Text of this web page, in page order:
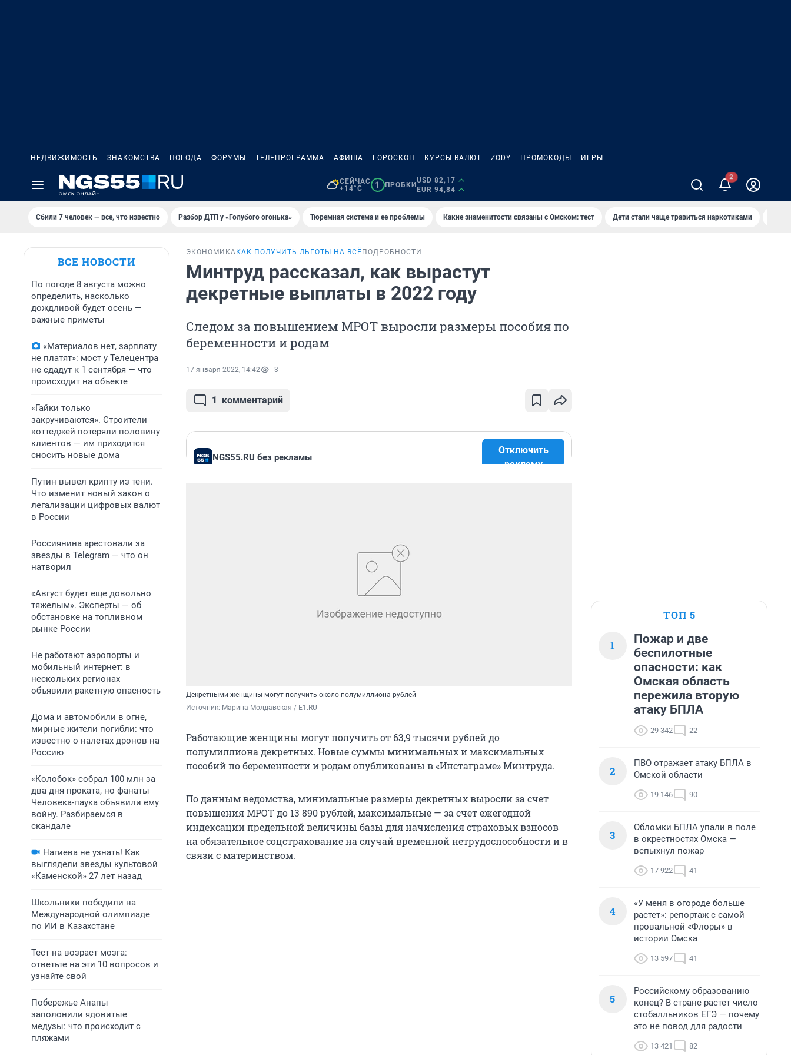
НЕДВИЖИМОСТЬ ЗНАКОМСТВА ПОГОДА ФОРУМЫ ТЕЛЕПРОГРАММА АФИША ГОРОСКОП КУРСЫ ВАЛЮТ ZODY ПРОМОКОДЫ ИГРЫ
СЕЙЧАС
+14°C
1 ПРОБКИ
USD 82,17
EUR 94,84
2
Сбили 7 человек — все, что известно Разбор ДТП у «Голубого огонька» Тюремная система и ее проблемы Какие знаменитости связаны с Омском: тест Дети стали чаще травиться наркотиками
ВСЕ НОВОСТИ
По погоде 8 августа можно
определить, насколько
дождливой будет осень —
важные приметы
«Материалов нет, зарплату
не платят»: мост у Телецентра
не сдадут к 1 сентября — что
происходит на объекте
«Гайки только
закручиваются». Строители
коттеджей потеряли половину
клиентов — им приходится
сносить новые дома
Путин вывел крипту из тени.
Что изменит новый закон о
легализации цифровых валют
в России
Россиянина арестовали за
звезды в Telegram — что он
натворил
«Август будет еще довольно
тяжелым». Эксперты — об
обстановке на топливном
рынке России
Не работают аэропорты и
мобильный интернет: в
нескольких регионах
объявили ракетную опасность
Дома и автомобили в огне,
мирные жители погибли: что
известно о налетах дронов на
Россию
«Колобок» собрал 100 млн за
два дня проката, но фанаты
Человека-паука объявили ему
войну. Разбираемся в
скандале
Нагиева не узнать! Как
выглядели звезды культовой
«Каменской» 27 лет назад
Школьники победили на
Международной олимпиаде
по ИИ в Казахстане
Тест на возраст мозга:
ответьте на эти 10 вопросов и
узнайте свой
Побережье Анапы
заполонили ядовитые
медузы: что происходит с
пляжами
ЭКОНОМИКА КАК ПОЛУЧИТЬ ЛЬГОТЫ НА ВСЁ ПОДРОБНОСТИ
Минтруд рассказал, как вырастут
декретные выплаты в 2022 году
Следом за повышением МРОТ выросли размеры пособия по
беременности и родам
17 января 2022, 14:42 3
1 комментарий
NGS55.RU без рекламы
Отключить
рекламу
Декретными женщины могут получить около полумиллиона рублей
Источник: Марина Молдавская / E1.RU
Работающие женщины могут получить от 63,9 тысячи рублей до
полумиллиона декретных. Новые суммы минимальных и максимальных
пособий по беременности и родам опубликованы в «Инстаграме» Минтруда.
По данным ведомства, минимальные размеры декретных выросли за счет
повышения МРОТ до 13 890 рублей, максимальные — за счет ежегодной
индексации предельной величины базы для начисления страховых взносов
на обязательное соцстрахование на случай временной нетрудоспособности и в
связи с материнством.
ТОП 5
1
Пожар и две
беспилотные
опасности: как
Омская область
пережила вторую
атаку БПЛА
29 342 22
2
ПВО отражает атаку БПЛА в
Омской области
19 146 90
3
Обломки БПЛА упали в поле
в окрестностях Омска —
вспыхнул пожар
17 922 41
4
«У меня в огороде больше
растет»: репортаж с самой
провальной «Флоры» в
истории Омска
13 597 41
5
Российскому образованию
конец? В стране растет число
стобалльников ЕГЭ — почему
это не повод для радости
13 421 82